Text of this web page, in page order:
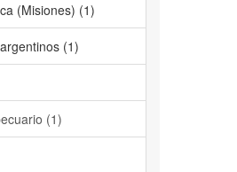
(Misiones) (1)
(1)
(1)